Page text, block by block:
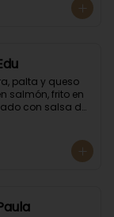
palta y queso
salmón, frito en
con salsa de